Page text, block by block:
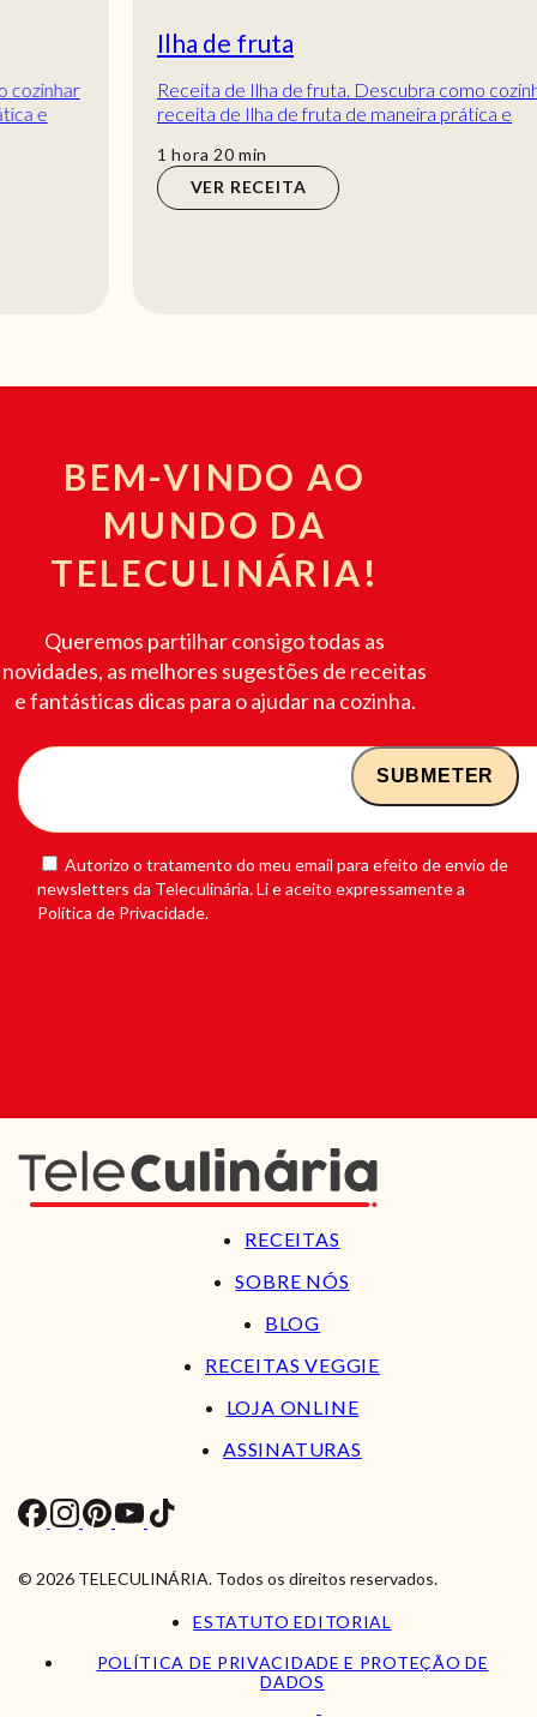
Ilha de fruta
Receita de Ilha de fruta. Descubra como cozinhar a
receita de Ilha de fruta de maneira prática e
min
min
VER RECEITA
BEM-VINDO AO
MUNDO DA
TELECULINÁRIA!
Queremos partilhar consigo todas as
novidades, as melhores sugestões de receitas
e fantásticas dicas para o ajudar na cozinha.
Autorizo o tratamento do meu email para efeito de envio de
newsletters da Teleculinária. Li e aceito expressamente a
Política de Privacidade.
RECEITAS
SOBRE NÓS
BLOG
RECEITAS VEGGIE
LOJA ONLINE
ASSINATURAS
© 2026 TELECULINÁRIA. Todos os direitos reservados.
ESTATUTO EDITORIAL
POLÍTICA DE PRIVACIDADE E PROTEÇÃO DE
DADOS